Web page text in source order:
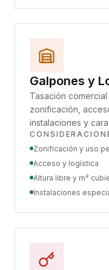
Galpones y
Tasación
zonificación,
instalaciones y
Zonificación y uso
Acceso y logística
Altura libre y m²
Instalaciones